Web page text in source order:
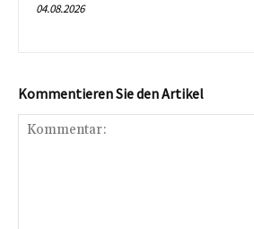
04.08.2026
Kommentieren Sie den Artikel